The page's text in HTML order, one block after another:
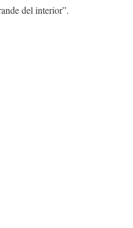
del interior”.